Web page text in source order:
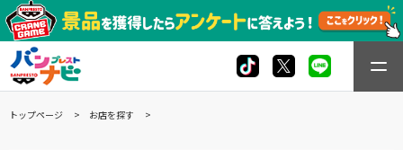
トップページ お店を探す